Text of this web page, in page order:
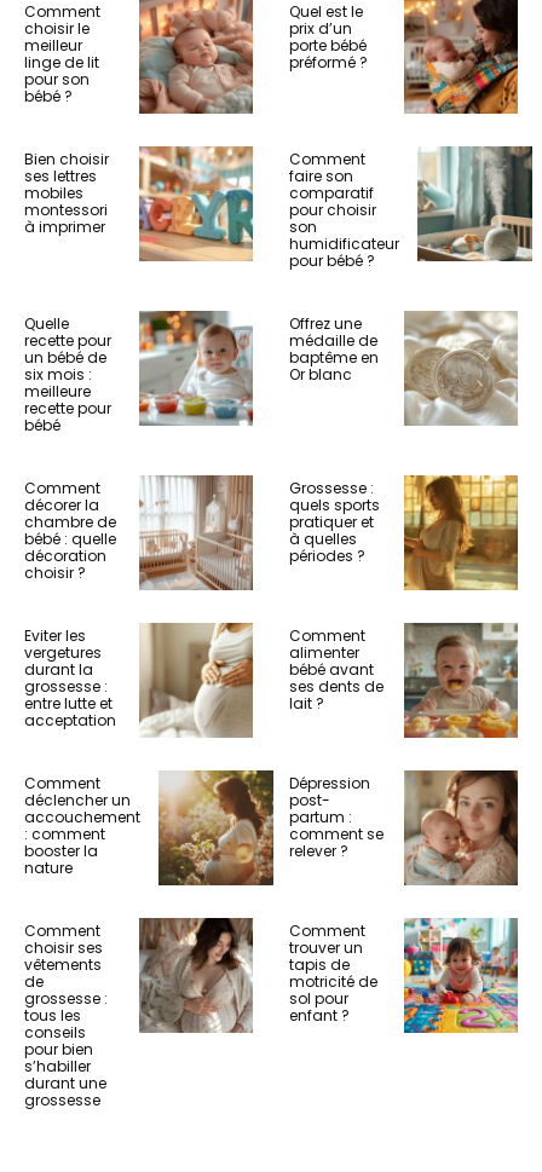
Comment
choisir le
meilleur
linge de lit
pour son
bébé ?
Quel est le
prix d’un
porte bébé
préformé ?
Bien choisir
ses lettres
mobiles
montessori
à imprimer
Comment
faire son
comparatif
pour choisir
son
humidificateur
pour bébé ?
Quelle
recette pour
un bébé de
six mois :
meilleure
recette pour
bébé
Offrez une
médaille de
baptême en
Or blanc
Comment
décorer la
chambre de
bébé : quelle
décoration
choisir ?
Grossesse :
quels sports
pratiquer et
à quelles
périodes ?
Eviter les
vergetures
durant la
grossesse :
entre lutte et
acceptation
Comment
alimenter
bébé avant
ses dents de
lait ?
Comment
déclencher un
accouchement
: comment
booster la
nature
Dépression
post-
partum :
comment se
relever ?
Comment
choisir ses
vêtements
de
grossesse :
tous les
conseils
pour bien
s’habiller
durant une
grossesse
Comment
trouver un
tapis de
motricité de
sol pour
enfant ?